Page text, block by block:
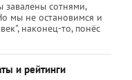
завалены сотнями,
мы не остановимся и
наконец-то, понёс
и рейтинги